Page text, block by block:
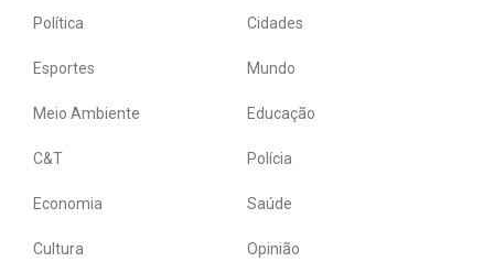
Política Cidades
Esportes Mundo
Meio Ambiente Educação
C&T Polícia
Economia Saúde
Cultura Opinião